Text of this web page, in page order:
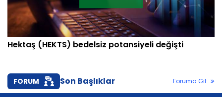
Hektaş (HEKTS) bedelsiz potansiyeli değişti
FORUM Son Başlıklar Foruma Git